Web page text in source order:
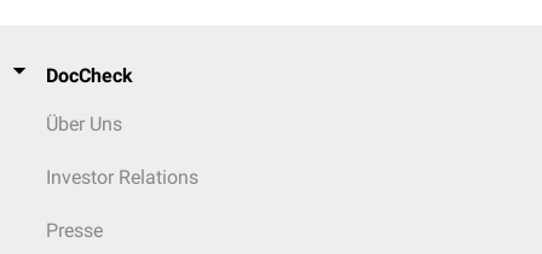
DocCheck
Über Uns
Investor Relations
Presse